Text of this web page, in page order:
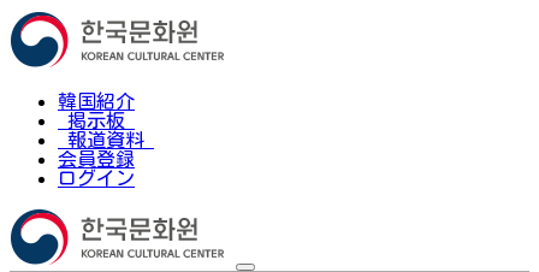
韓国紹介
掲示板
報道資料
会員登録
ログイン